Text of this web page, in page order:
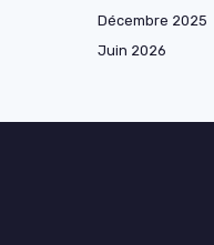
Décembre 2025
Juin 2026